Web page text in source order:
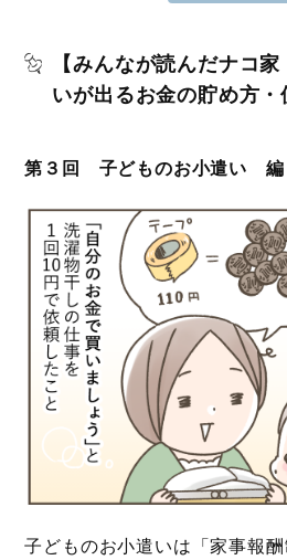
【みんなが読んだナコ
いが出るお金の貯め方・
第３回 子どものお小遣い 編
子どものお小遣いは「家事報